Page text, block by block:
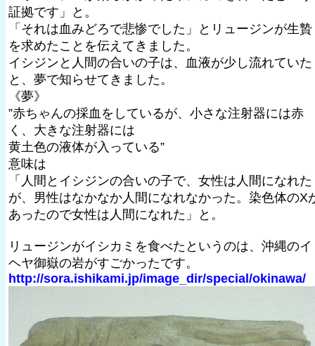
証拠です」と。
「それは血みどろで悲惨でした」とリュージンが生贄
を求めたことを伝えてきました。
イシジンと人間の合いの子は、血液が少し流れていた
と、夢で知らせてきました。
《夢》
”赤ちゃんの採血をしているが、小さな注射器には赤
く、大きな注射器には
黄土色の液体が入っている”
意味は
「人間とイシジンの合いの子で、女性は人間になれた
が、男性はなかなか人間になれなかった。染色体のX
あったので女性は人間になれた」と。
リュージンがイシカミを食べたというのは、沖縄のイ
ヘヤ御嶽の岩がすごかったです。
http://sora.ishikami.jp/image_dir/special/okinawa/